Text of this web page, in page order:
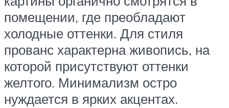
помещении, где преобладают
холодные оттенки. Для стиля
прованс характерна живопись, на
которой присутствуют оттенки
желтого. Минимализм остро
нуждается в ярких акцентах.